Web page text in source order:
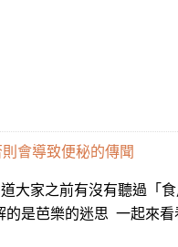
會導致便秘的傳聞
大家之前有沒有聽過「
是芭樂的迷思 一起來看